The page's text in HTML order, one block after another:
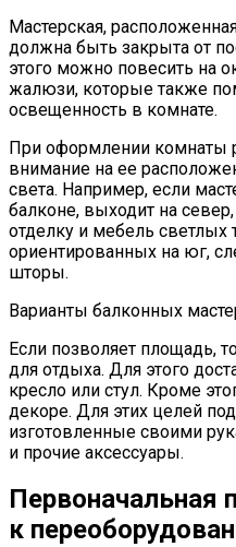
Мастерская,
должна быть закрыта от
этого можно повесить на
жалюзи, которые также
освещенность в комнате.
При оформлении комнаты
внимание на ее
света. Например, если
балконе, выходит на
отделку и мебель светлых
ориентированных на юг,
шторы.
Варианты балконных
Если позволяет площадь,
для отдыха. Для этого
кресло или стул. Кроме
декоре. Для этих целей
изготовленные своими
и прочие аксессуары.
Первоначальная
к